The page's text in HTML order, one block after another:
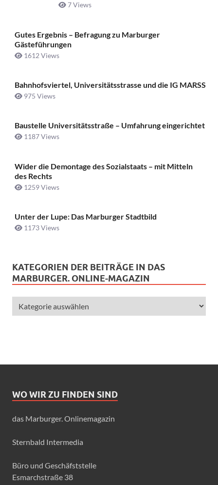
7 Views
Gutes Ergebnis – Befragung zu Marburger
Gästeführungen
1612 Views
Bahnhofsviertel, Universitätsstrasse und die IG MARSS
975 Views
Baustelle Universitätsstraße ­– Umfahrung eingerichtet
1187 Views
Wider die Demontage des Sozialstaats – mit Mitteln
des Rechts
1259 Views
Unter der Lupe: Das Marburger Stadtbild
1173 Views
KATEGORIEN DER BEITRÄGE IN DAS
MARBURGER. ONLINE-MAGAZIN
WO WIR ZU FINDEN SIND
das Marburger. Onlinemagazin
Sternbald Intermedia
Büro und Geschäfststelle
Esmarchstraße 38